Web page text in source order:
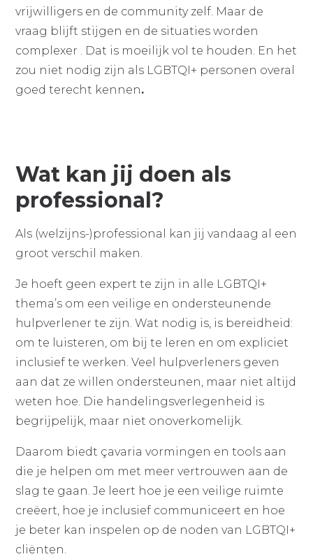
vrijwilligers en de community zelf. Maar de
vraag blijft stijgen en de situaties worden
complexer . Dat is moeilijk vol te houden. En het
zou niet nodig zijn als LGBTQI+ personen overal
goed terecht kennen.
Wat kan jij doen als
professional?
Als (welzijns-)professional kan jij vandaag al een
groot verschil maken.
Je hoeft geen expert te zijn in alle LGBTQI+
thema’s om een veilige en ondersteunende
hulpverlener te zijn. Wat nodig is, is bereidheid:
om te luisteren, om bij te leren en om expliciet
inclusief te werken. Veel hulpverleners geven
aan dat ze willen ondersteunen, maar niet altijd
weten hoe. Die handelingsverlegenheid is
begrijpelijk, maar niet onoverkomelijk.
Daarom biedt çavaria vormingen en tools aan
die je helpen om met meer vertrouwen aan de
slag te gaan. Je leert hoe je een veilige ruimte
creëert, hoe je inclusief communiceert en hoe
je beter kan inspelen op de noden van LGBTQI+
cliënten.